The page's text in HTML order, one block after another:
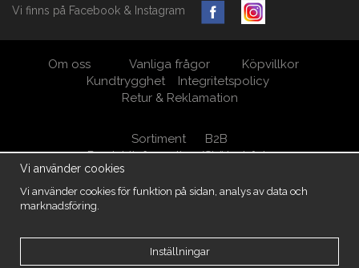
Vi finns på Facebook & Instagram
Om oss Vanliga frågor
Köpvillkor
Kundtrygghet
Integritetspolicy
Retur & Reklamation
Sortiment
B2B
Produktinformation/Skötselråd
MöbelKungen/ M.A. West AB Org.nr 556950-5539
031-7880048info@mobelkungen.se
Copyright -2026 MöbelKungen
Vi använder cookies
Vi använder cookies för funktion på sidan, analys av data och
marknadsföring.
Inställningar